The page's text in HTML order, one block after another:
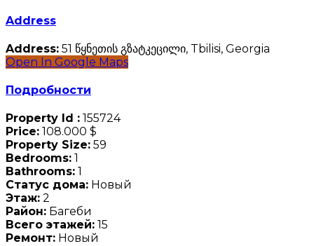
Address
Address: 51 წყნეთის გზატკეცილი, Tbilisi, Georgia
Open In Google Maps
Подробности
Property Id : 155724
Price: 108.000 $
Property Size: 59
Bedrooms: 1
Bathrooms: 1
Статус дома: Новый
Этаж: 2
Район: Багеби
Всего этажей: 15
Ремонт: Новый